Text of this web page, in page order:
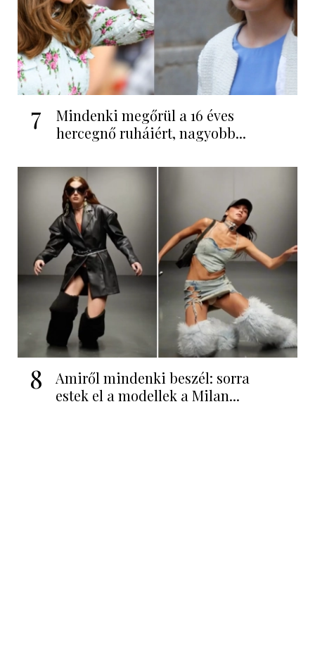
7
Mindenki megőrül a 16 éves
hercegnő ruháiért, nagyobb...
8
Amiről mindenki beszél: sorra
estek el a modellek a Milan...